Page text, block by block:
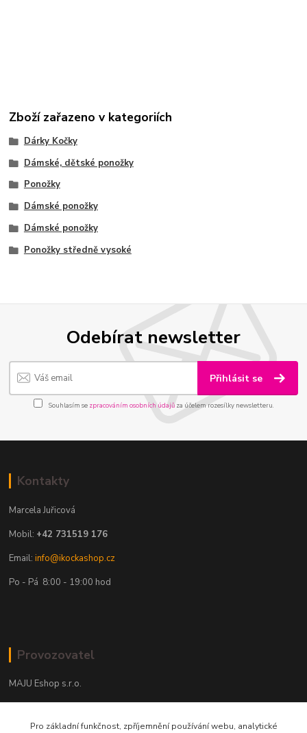
Zboží zařazeno v kategoriích
Dárky Kočky
Dámské, dětské ponožky
Ponožky
Dámské ponožky
Dámské ponožky
Ponožky středně vysoké
Odebírat newsletter
Přihlásit se
Souhlasím se zpracováním osobních údajůza účelem rozesílky newsletteru.
Kontakty
Marcela Juřicová
Mobil: +42 731519 176
Email:info@ikockashop.cz
Po - Pá 8:00 - 19:00 hod
Provozovatel
MAJU Eshop s.r.o.
Pro základní funkčnost, zpříjemnění používání webu, analytické